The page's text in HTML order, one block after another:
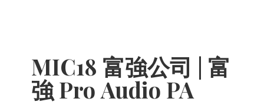
MIC18 富強公司 | 富
強 Pro Audio PA